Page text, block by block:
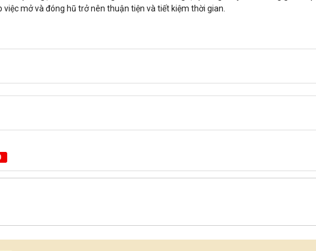
mở và đóng hũ trở nên thuận tiện và tiết kiệm thời gian.